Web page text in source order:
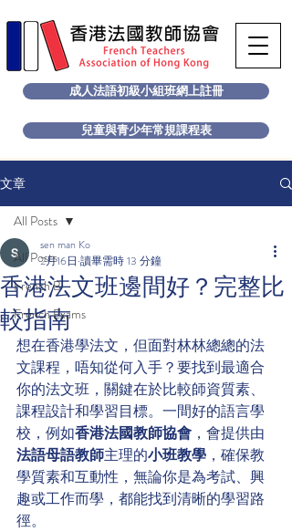
成人法語初級小組班網上註冊
兒童與青少年常規課程表
文章
All Posts
French B
French Exams
All Posts
香港法文班邊間好？完整比
較指南
sen man Ko
2月16日 讀畢需時 13 分鐘
想在香港學法文，但面對林林總總的法
文課程，唔知從何入手？要找到最適合
你的法文班，關鍵在於比較師資質素、
課程設計和學習目標。一間好的語言學
校，例如香港法國教師協會 ，會提供由
法語母語教師主理的小班教學 ，確保教
學質素和互動性，無論你是為考試、興
趣或工作而學，都能找到清晰的學習路
徑。